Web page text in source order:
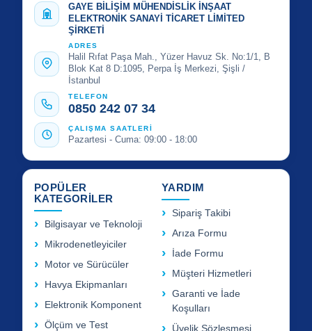
GAYE BİLİŞİM MÜHENDİSLİK İNŞAAT
ELEKTRONİK SANAYİ TİCARET LİMİTED
ŞİRKETİ
ADRES
Halil Rıfat Paşa Mah., Yüzer Havuz Sk. No:1/1, B
Blok Kat 8 D:1095, Perpa İş Merkezi, Şişli /
İstanbul
TELEFON
0850 242 07 34
ÇALIŞMA SAATLERİ
Pazartesi - Cuma: 09:00 - 18:00
POPÜLER
KATEGORİLER
Bilgisayar ve Teknoloji
Mikrodenetleyiciler
Motor ve Sürücüler
Havya Ekipmanları
Elektronik Komponent
Ölçüm ve Test
YARDIM
Sipariş Takibi
Arıza Formu
İade Formu
Müşteri Hizmetleri
Garanti ve İade
Koşulları
Üyelik Sözleşmesi